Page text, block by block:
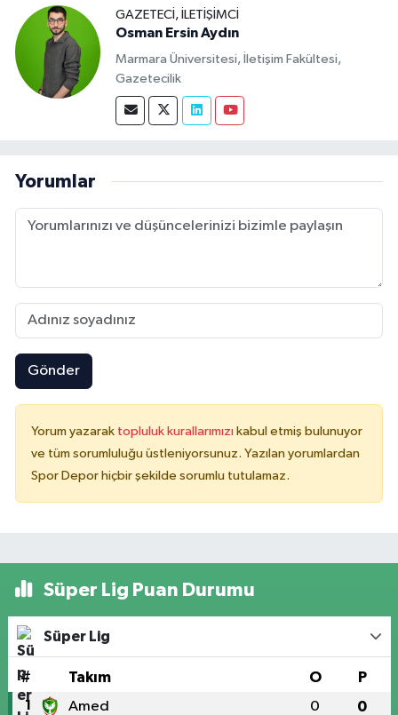
GAZETECI, İLETIŞIMCI
Osman Ersin Aydın
Marmara Üniversitesi, İletişim Fakültesi,
Gazetecilik
Yorumlar
Gönder
Yorum yazarak topluluk kurallarımızı kabul etmiş bulunuyor
ve tüm sorumluluğu üstleniyorsunuz. Yazılan yorumlardan
Spor Depor hiçbir şekilde sorumlu tutulamaz.
Süper Lig Puan Durumu
Süper Lig
# Takım O P
1 Amed 0 0